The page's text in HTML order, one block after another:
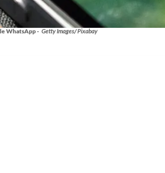
WhatsApp - Getty Images/ Pixabay